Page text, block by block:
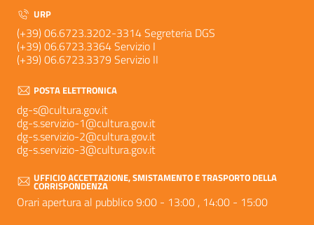
URP
(+39) 06.6723.3202-3314 Segreteria DGS
(+39) 06.6723.3364 Servizio I
(+39) 06.6723.3379 Servizio II
POSTA ELETTRONICA
dg-s@cultura.gov.it
dg-s.servizio-1@cultura.gov.it
dg-s.servizio-2@cultura.gov.it
dg-s.servizio-3@cultura.gov.it
UFFICIO ACCETTAZIONE, SMISTAMENTO E TRASPORTO DELLA
CORRISPONDENZA
Orari apertura al pubblico 9:00 - 13:00 , 14:00 - 15:00